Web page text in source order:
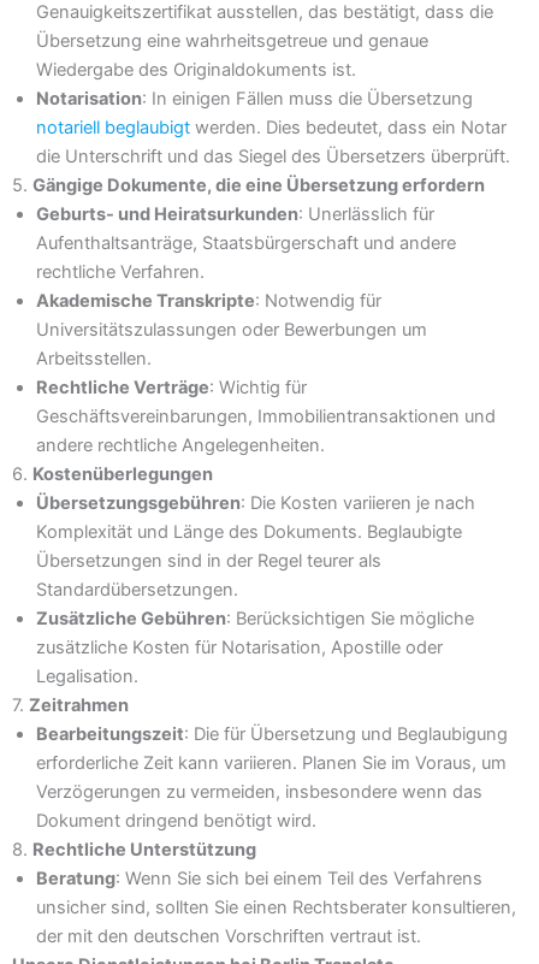
Genauigkeitszertifikat ausstellen, das bestätigt, dass die
Übersetzung eine wahrheitsgetreue und genaue
Wiedergabe des Originaldokuments ist.
Notarisation: In einigen Fällen muss die Übersetzung
notariell beglaubigt werden. Dies bedeutet, dass ein Notar
die Unterschrift und das Siegel des Übersetzers überprüft.
5. Gängige Dokumente, die eine Übersetzung erfordern
Geburts- und Heiratsurkunden: Unerlässlich für
Aufenthaltsanträge, Staatsbürgerschaft und andere
rechtliche Verfahren.
Akademische Transkripte: Notwendig für
Universitätszulassungen oder Bewerbungen um
Arbeitsstellen.
Rechtliche Verträge: Wichtig für
Geschäftsvereinbarungen, Immobilientransaktionen und
andere rechtliche Angelegenheiten.
6. Kostenüberlegungen
Übersetzungsgebühren: Die Kosten variieren je nach
Komplexität und Länge des Dokuments. Beglaubigte
Übersetzungen sind in der Regel teurer als
Standardübersetzungen.
Zusätzliche Gebühren: Berücksichtigen Sie mögliche
zusätzliche Kosten für Notarisation, Apostille oder
Legalisation.
7. Zeitrahmen
Bearbeitungszeit: Die für Übersetzung und Beglaubigung
erforderliche Zeit kann variieren. Planen Sie im Voraus, um
Verzögerungen zu vermeiden, insbesondere wenn das
Dokument dringend benötigt wird.
8. Rechtliche Unterstützung
Beratung: Wenn Sie sich bei einem Teil des Verfahrens
unsicher sind, sollten Sie einen Rechtsberater konsultieren,
der mit den deutschen Vorschriften vertraut ist.